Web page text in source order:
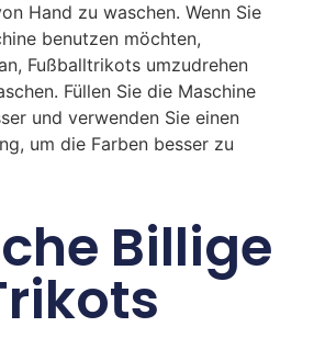
Hand zu waschen. Wenn Sie
benutzen möchten,
Fußballtrikots umzudrehen
Füllen Sie die Maschine
und verwenden Sie einen
um die Farben besser zu
Billige